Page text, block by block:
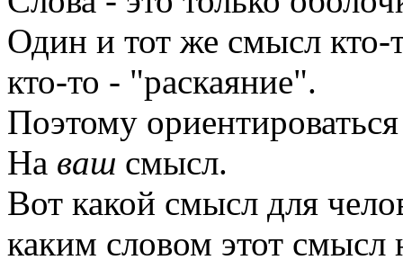
Один и тот же смысл кто-
кто-то - "раскаяние".
Поэтому
На ваш смысл.
Вот какой смысл для
каким словом этот смысл